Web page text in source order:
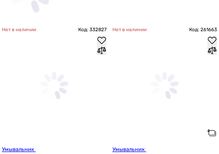
Нет в наличии Код: 332827 Нет в наличии Код: 261663